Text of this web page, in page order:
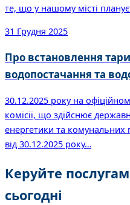
те, що у нашому місті
31 Грудня 2025
Про встановлення
водопостачання та
30.12.2025 року на
комісії, що здійснює
енергетики та
від 30.12.2025 року…
Керуйте
сьогодні